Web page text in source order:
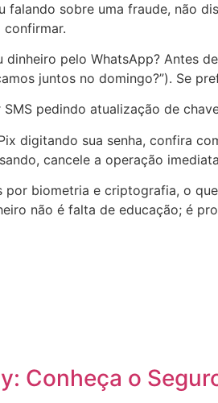
falando sobre uma fraude, não
pelo WhatsApp? Antes
juntos no domingo?”). Se
pedindo atualização de
digitando sua senha, confira
cancele a operação
biometria e criptografia, o
não é falta de educação; é
Conheça o